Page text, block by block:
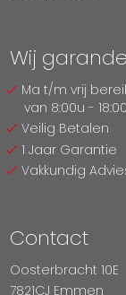
Wij
Ma t/m vrij
van 8:00u -
Veilig Betalen
1 Jaar Garantie
Vakkundig
Contact
Oosterbracht 10E
7821CJ Emmen